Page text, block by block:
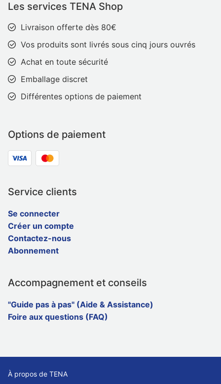
Les services TENA Shop
Livraison offerte dès 80€
Vos produits sont livrés sous cinq jours ouvrés
Achat en toute sécurité
Emballage discret
Différentes options de paiement
Options de paiement
Service clients
Se connecter
Créer un compte
Contactez-nous
Abonnement
Accompagnement et conseils
"Guide pas à pas" (Aide & Assistance)
Foire aux questions (FAQ)
À propos de TENA